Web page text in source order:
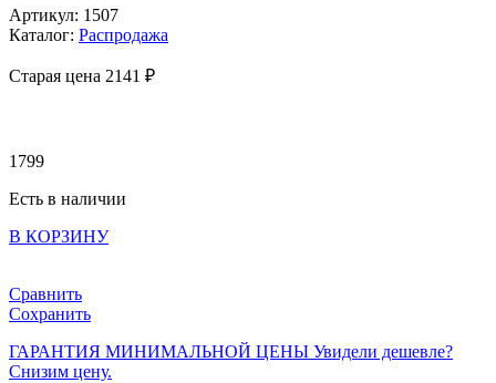
Артикул: 1507
Каталог: Распродажа
Старая цена 2141 ₽
1799
Есть в наличии
В КОРЗИНУ
Сравнить
Сохранить
ГАРАНТИЯ МИНИМАЛЬНОЙ ЦЕНЫ Увидели дешевле?
Снизим цену.